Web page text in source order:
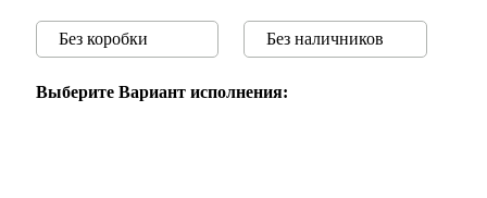
Выберите Вариант исполнения: